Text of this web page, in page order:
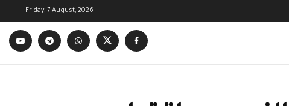
Friday, 7 August, 2026